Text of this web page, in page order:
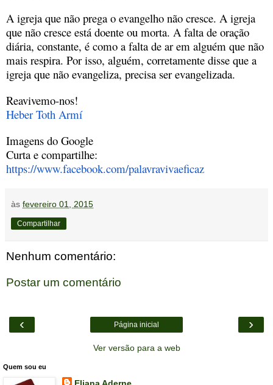
A igreja que não prega o evangelho não cresce. A igreja
que não cresce está doente ou morta. A falta de oração
diária, constante, é como a falta de ar em alguém que não
mais respira. Por isso, alguém, corretamente disse que a
igreja que não evangeliza, precisa ser evangelizada.
Reavivemo-nos!
Heber Toth Armí
Imagens do Google
Curta e compartilhe:
https://www.facebook.com/palavravivaeficaz
às fevereiro 01, 2015
Compartilhar
Nenhum comentário:
Postar um comentário
‹ ›
Página inicial
Ver versão para a web
Quem sou eu
Eliana Aderne